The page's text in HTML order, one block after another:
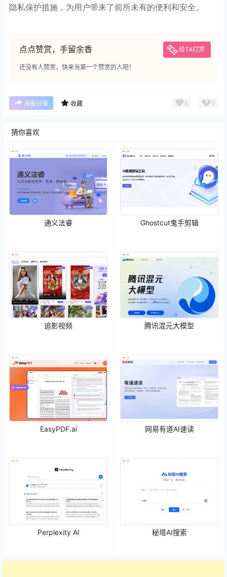
隐私保护措施，为用户带来了前所未有的便利和安全。
点点赞赏，手留余香 给TA打赏
还没有人赞赏，快来当第一个赞赏的人吧！
海报分享 收藏 0 0
猜你喜欢
通义法睿 Ghostcut鬼手剪辑
追影视频 腾讯混元大模型
EasyPDF.ai 网易有道AI速读
Perplexity AI 秘塔AI搜索